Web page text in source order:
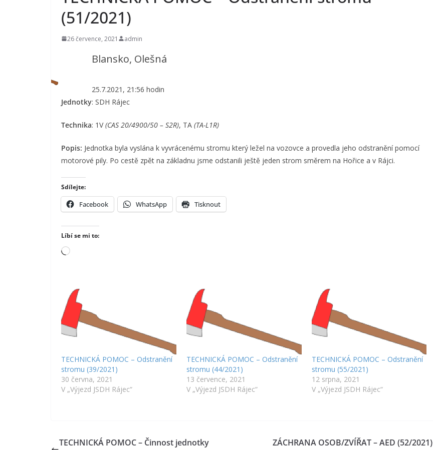
(51/2021)
26 července, 2021 admin
Blansko, Olešná
25.7.2021, 21:56 hodin
Jednotky: SDH Rájec
Technika: 1V(CAS 20/4900/50 – S2R), TA (TA-L1R)
Popis: Jednotka byla vyslána k vyvrácenému stromu který ležel na vozovce a provedla jeho odstranění pomocí
motorové pily. Po cestě zpět na základnu jsme odstanili ještě jeden strom směrem na Hořice a v Rájci.
Sdílejte:
Facebook WhatsApp Tisknout
Líbí se mi to:
Načítání…
TECHNICKÁ POMOC – Odstranění
stromu (39/2021)
30 června, 2021
V „Výjezd JSDH Rájec“
TECHNICKÁ POMOC – Odstranění
stromu (44/2021)
13 července, 2021
V „Výjezd JSDH Rájec“
TECHNICKÁ POMOC – Odstranění
stromu (55/2021)
12 srpna, 2021
V „Výjezd JSDH Rájec“
TECHNICKÁ POMOC – Činnost jednotky
ZÁCHRANA OSOB/ZVÍŘAT – AED (52/2021)